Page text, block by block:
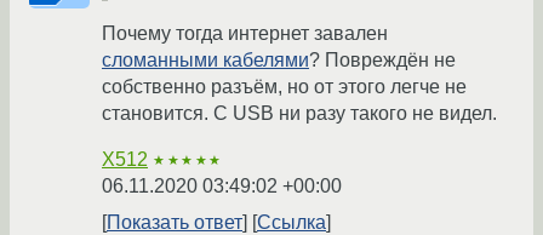
Почему тогда интернет завален
сломанными кабелями? Повреждён не
собственно разъём, но от этого легче не
становится. С USB ни разу такого не видел.
X512 ★★★★★
06.11.2020 03:49:02 +00:00
Показать ответ
Ссылка